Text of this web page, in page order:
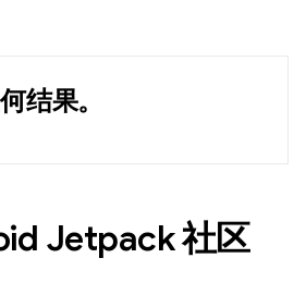
结果。
Jetpack 社区